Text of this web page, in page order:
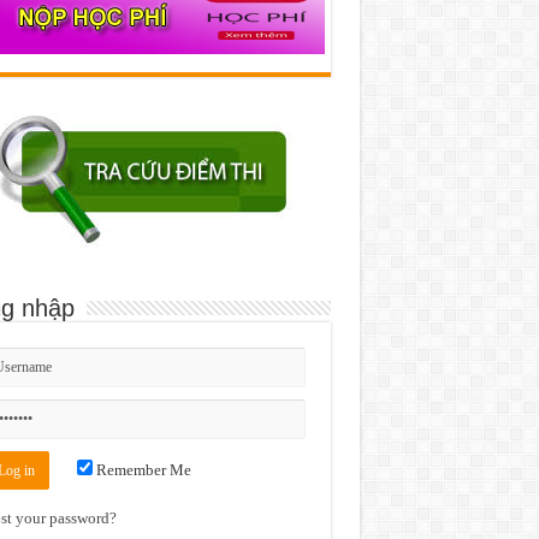
nhập
Remember Me
your password?